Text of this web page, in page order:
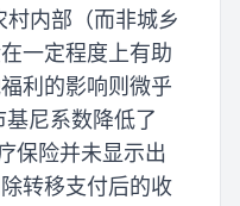
村内部（而非城乡
一定程度上有助
利的影响则微乎
尼系数降低了
保险并未显示出
转移支付后的收